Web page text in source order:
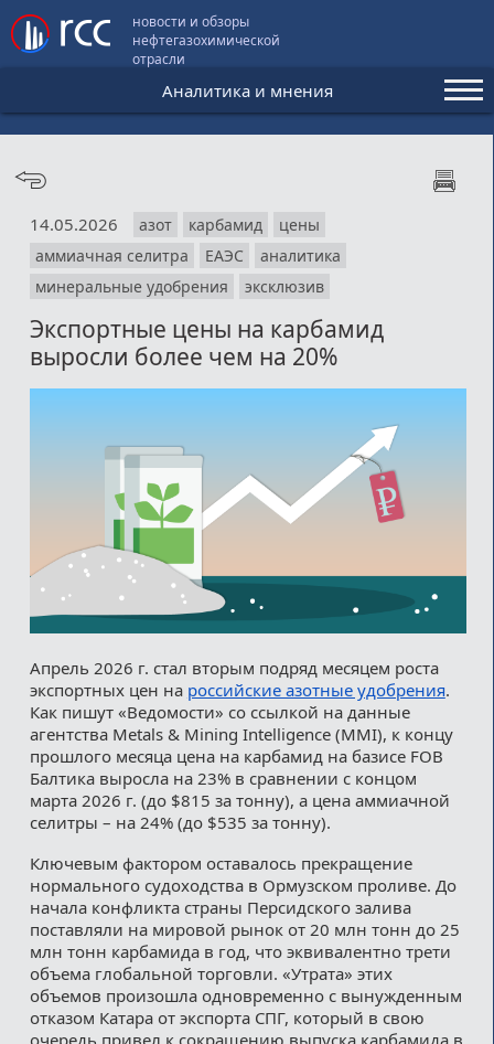
новости и обзоры
нефтегазохимической
отрасли
Аналитика и мнения
Аналитика и мнения
Видео
Пользовательское соглашение
14.05.2026 азот карбамид
цены
аммиачная селитра
ЕАЭС
аналитика
минеральные удобрения
эксклюзив
Экспортные цены на карбамид
выросли более чем на 20%
Апрель 2026 г. стал вторым подряд месяцем роста
экспортных цен на российские азотные удобрения.
Как пишут «Ведомости» со ссылкой на данные
агентства Metals & Mining Intelligence (MMI), к концу
прошлого месяца цена на карбамид на базисе FOB
Балтика выросла на 23% в сравнении с концом
марта 2026 г. (до $815 за тонну), а цена аммиачной
селитры – на 24% (до $535 за тонну).
Ключевым фактором оставалось прекращение
нормального судоходства в Ормузском проливе. До
начала конфликта страны Персидского залива
поставляли на мировой рынок от 20 млн тонн до 25
млн тонн карбамида в год, что эквивалентно трети
объема глобальной торговли. «Утрата» этих
объемов произошла одновременно с вынужденным
отказом Катара от экспорта СПГ, который в свою